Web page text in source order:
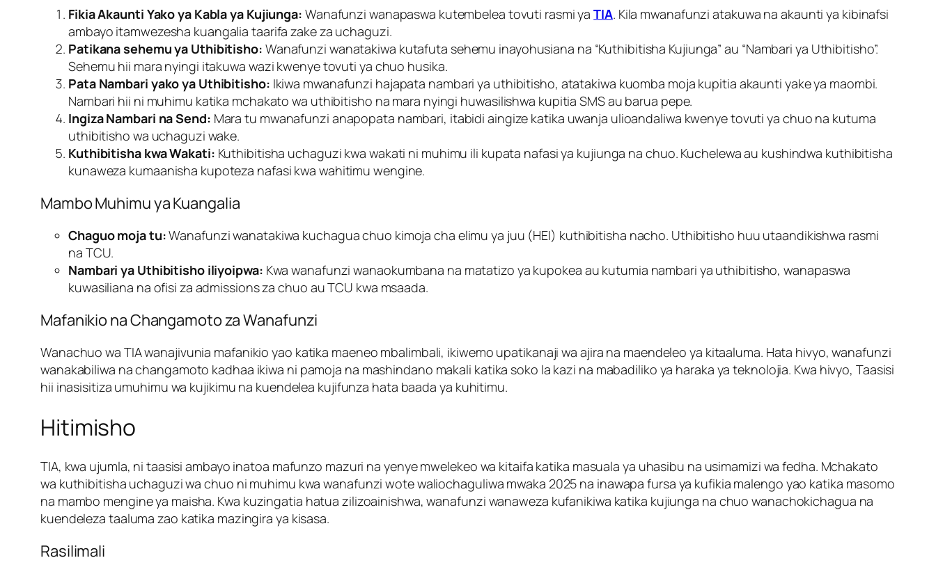
Fikia Akaunti Yako ya Kabla ya Kujiunga: Wanafunzi wanapaswa kutembelea tovuti rasmi yaTIA. Kila mwanafunzi atakuwa na akaunti ya kibinafsi
ambayo itamwezesha kuangalia taarifa zake za uchaguzi.
Patikana sehemu ya Uthibitisho: Wanafunzi wanatakiwa kutafuta sehemu inayohusiana na “Kuthibitisha Kujiunga” au “Nambari ya Uthibitisho”.
Sehemu hii mara nyingi itakuwa wazi kwenye tovuti ya chuo husika.
Pata Nambari yako ya Uthibitisho: Ikiwa mwanafunzi hajapata nambari ya uthibitisho, atatakiwa kuomba moja kupitia akaunti yake ya maombi.
Nambari hii ni muhimu katika mchakato wa uthibitisho na mara nyingi huwasilishwa kupitia SMS au barua pepe.
Ingiza Nambari na Send: Mara tu mwanafunzi anapopata nambari, itabidi aingize katika uwanja ulioandaliwa kwenye tovuti ya chuo na kutuma
uthibitisho wa uchaguzi wake.
Kuthibitisha kwa Wakati: Kuthibitisha uchaguzi kwa wakati ni muhimu ili kupata nafasi ya kujiunga na chuo. Kuchelewa au kushindwa kuthibitisha
kunaweza kumaanisha kupoteza nafasi kwa wahitimu wengine.
Mambo Muhimu ya Kuangalia
Chaguo moja tu:Wanafunzi wanatakiwa kuchagua chuo kimoja cha elimu ya juu (HEI) kuthibitisha nacho. Uthibitisho huu utaandikishwa rasmi
na TCU.
Nambari ya Uthibitisho iliyoipwa: Kwa wanafunzi wanaokumbana na matatizo ya kupokea au kutumia nambari ya uthibitisho, wanapaswa
kuwasiliana na ofisi za admissions za chuo au TCU kwa msaada.
Mafanikio na Changamoto za Wanafunzi
Wanachuo wa TIA wanajivunia mafanikio yao katika maeneo mbalimbali, ikiwemo upatikanaji wa ajira na maendeleo ya kitaaluma. Hata hivyo, wanafunzi
wanakabiliwa na changamoto kadhaa ikiwa ni pamoja na mashindano makali katika soko la kazi na mabadiliko ya haraka ya teknolojia. Kwa hivyo, Taasisi
hii inasisitiza umuhimu wa kujikimu na kuendelea kujifunza hata baada ya kuhitimu.
Hitimisho
TIA, kwa ujumla, ni taasisi ambayo inatoa mafunzo mazuri na yenye mwelekeo wa kitaifa katika masuala ya uhasibu na usimamizi wa fedha. Mchakato
wa kuthibitisha uchaguzi wa chuo ni muhimu kwa wanafunzi wote waliochaguliwa mwaka 2025 na inawapa fursa ya kufikia malengo yao katika masomo
na mambo mengine ya maisha. Kwa kuzingatia hatua zilizoainishwa, wanafunzi wanaweza kufanikiwa katika kujiunga na chuo wanachokichagua na
kuendeleza taaluma zao katika mazingira ya kisasa.
Rasilimali